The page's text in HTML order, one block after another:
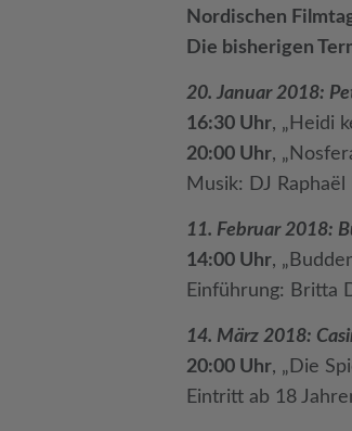
Nordischen
Die bisherigen
20. Januar 2018:
16:30 Uhr, „Heidi
20:00 Uhr,
Musik: DJ
11. Februar 2018:
14:00 Uhr,
Einführung: Britta
14. März 2018:
20:00 Uhr, „Die
Eintritt ab 18